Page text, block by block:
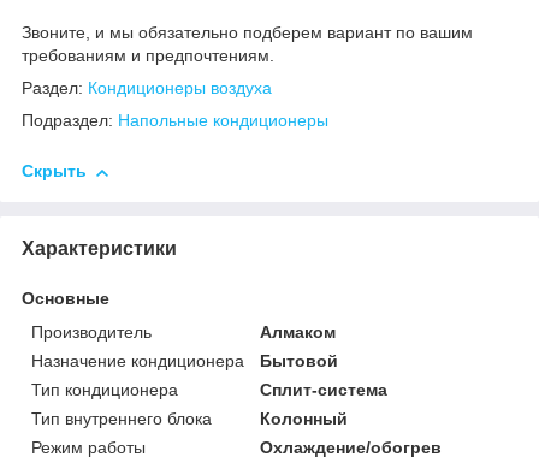
Звоните, и мы обязательно подберем вариант по вашим
требованиям и предпочтениям.
Раздел: Кондиционеры воздуха
Подраздел: Напольные кондиционеры
Скрыть
Характеристики
Основные
Производитель
Алмаком
Назначение кондиционера
Бытовой
Тип кондиционера
Сплит-система
Тип внутреннего блока
Колонный
Режим работы
Охлаждение/обогрев